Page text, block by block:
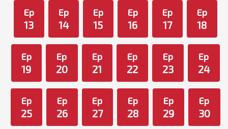
Ep
13
Ep
14
Ep
15
Ep
16
Ep
17
Ep
18
Ep
19
Ep
20
Ep
21
Ep
22
Ep
23
Ep
24
Ep
25
Ep
26
Ep
27
Ep
28
Ep
29
Ep
30